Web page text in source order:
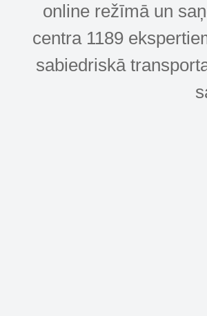
online režīmā un
centra 1189
sabiedriskā